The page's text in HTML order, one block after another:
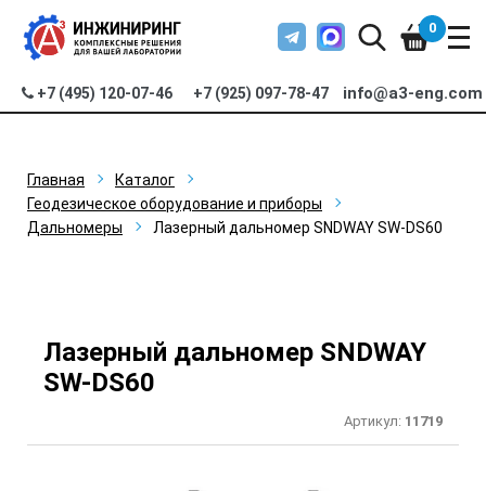
+7 (495) 120-07-46 +7 (925) 097-78-47 info@a3-eng.com
0
Главная
Каталог
Геодезическое оборудование и приборы
Дальномеры
Лазерный дальномер SNDWAY SW-DS60
Лазерный дальномер SNDWAY
SW-DS60
Артикул: 11719